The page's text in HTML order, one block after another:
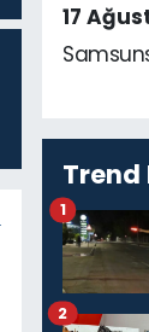
17
Trend
1
2